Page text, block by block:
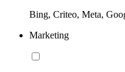
Bing, Criteo, Meta,
Marketing